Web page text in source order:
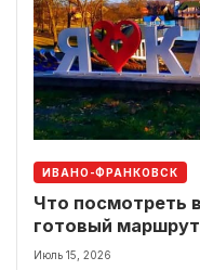
ИВАНО-ФРАНКОВСК
Что посмотреть
готовый маршрут
Июль 15, 2026